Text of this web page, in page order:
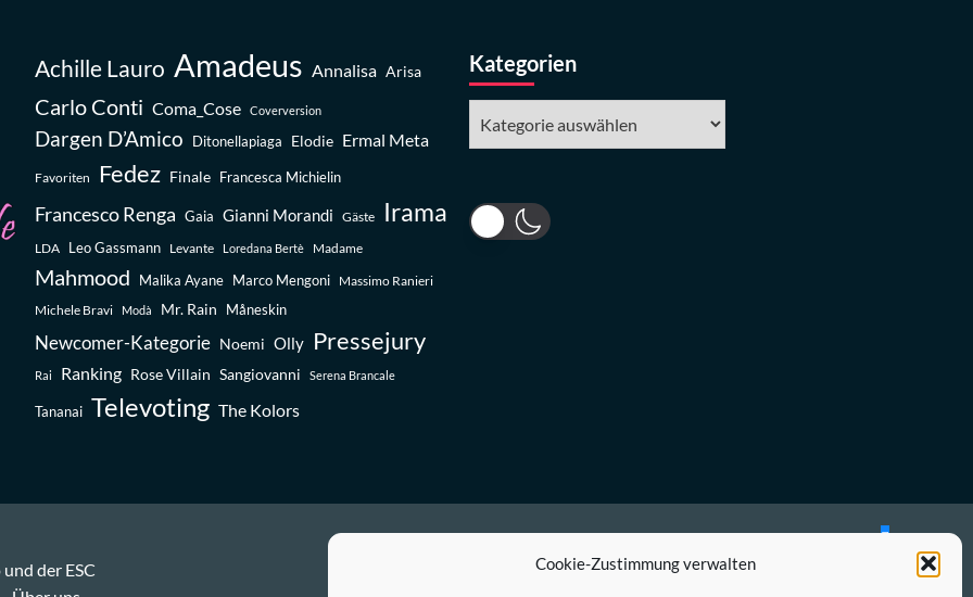
Cookie-Zustimmung verwalten
Achille Lauro Amadeus Annalisa Arisa
Carlo Conti Coma_Cose Coverversion
Dargen D’Amico Ditonellapiaga Elodie Ermal Meta
Favoriten Fedez Finale Francesca Michielin
Francesco Renga Gaia Gianni Morandi Gäste Irama
LDA Leo Gassmann Levante Loredana Bertè Madame
Mahmood Malika Ayane Marco Mengoni
Massimo Ranieri
Michele Bravi
Modà Mr. Rain Måneskin
Newcomer-Kategorie Noemi Olly Pressejury
Rai Ranking Rose Villain Sangiovanni Serena Brancale
Tananai Televoting The Kolors
Kategorien
der ESC
Bluesky
Mastodon